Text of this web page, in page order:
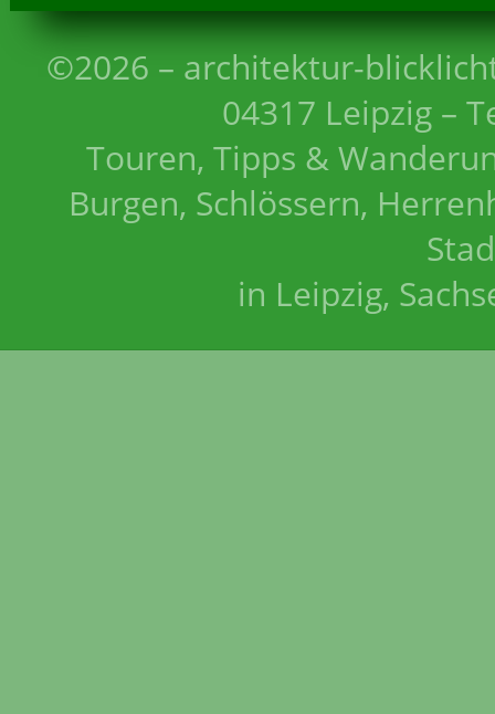
©2026 – architektur-
04317 Leipzig –
Touren, Tipps &
Burgen, Schlössern,
in Leipzig,